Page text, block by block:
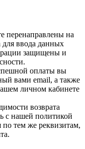
перенаправлены на
ввода данных
защищены и
оплаты вы
вами email, а также
личном кабинете
возврата
с нашей политикой
по тем же реквизитам,